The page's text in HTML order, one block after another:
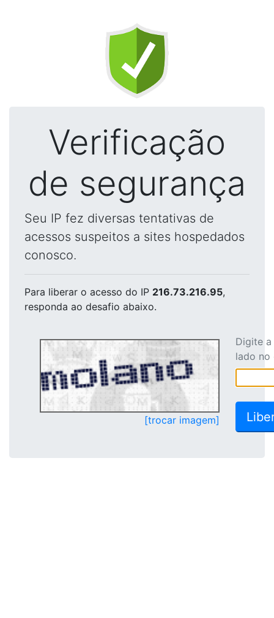
Verificação
de segurança
Seu IP fez diversas tentativas de
acessos suspeitos a sites hospedados
conosco.
Para liberar o acesso do IP 216.73.216.95,
responda ao desafio abaixo.
[trocar imagem]
Digite
lado no